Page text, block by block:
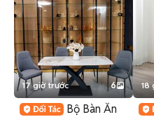
17 giờ trước 6
Bộ Bàn Ăn
18